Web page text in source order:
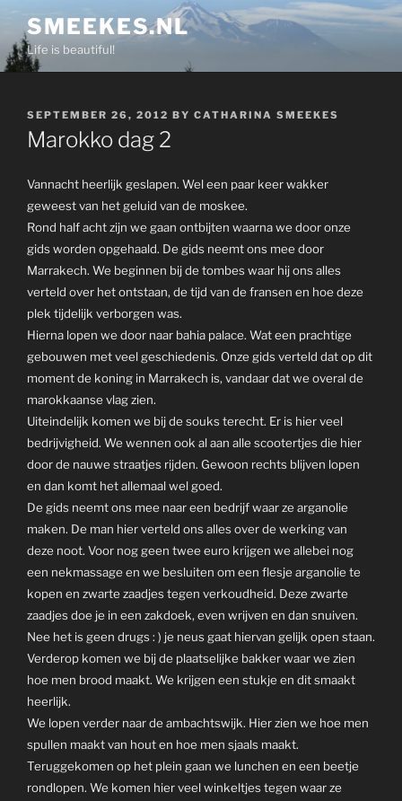
content
SMEEKES.NL
Life is beautiful!
POSTED
ON
SEPTEMBER 26, 2012 BY CATHARINA SMEEKES
Marokko dag 2
Vannacht heerlijk geslapen. Wel een paar keer wakker
geweest van het geluid van de moskee.
Rond half acht zijn we gaan ontbijten waarna we door onze
gids worden opgehaald. De gids neemt ons mee door
Marrakech. We beginnen bij de tombes waar hij ons alles
verteld over het ontstaan, de tijd van de fransen en hoe deze
plek tijdelijk verborgen was.
Hierna lopen we door naar bahia palace. Wat een prachtige
gebouwen met veel geschiedenis. Onze gids verteld dat op dit
moment de koning in Marrakech is, vandaar dat we overal de
marokkaanse vlag zien.
Uiteindelijk komen we bij de souks terecht. Er is hier veel
bedrijvigheid. We wennen ook al aan alle scootertjes die hier
door de nauwe straatjes rijden. Gewoon rechts blijven lopen
en dan komt het allemaal wel goed.
De gids neemt ons mee naar een bedrijf waar ze arganolie
maken. De man hier verteld ons alles over de werking van
deze noot. Voor nog geen twee euro krijgen we allebei nog
een nekmassage en we besluiten om een flesje arganolie te
kopen en zwarte zaadjes tegen verkoudheid. Deze zwarte
zaadjes doe je in een zakdoek, even wrijven en dan snuiven.
Nee het is geen drugs : ) je neus gaat hiervan gelijk open staan.
Verderop komen we bij de plaatselijke bakker waar we zien
hoe men brood maakt. We krijgen een stukje en dit smaakt
heerlijk.
We lopen verder naar de ambachtswijk. Hier zien we hoe men
spullen maakt van hout en hoe men sjaals maakt.
Teruggekomen op het plein gaan we lunchen en een beetje
rondlopen. We komen hier veel winkeltjes tegen waar ze